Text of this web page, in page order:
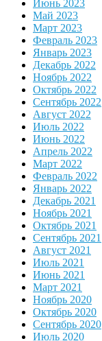
Июнь 2023
Май 2023
Март 2023
Февраль 2023
Январь 2023
Декабрь 2022
Ноябрь 2022
Октябрь 2022
Сентябрь 2022
Август 2022
Июль 2022
Июнь 2022
Апрель 2022
Март 2022
Февраль 2022
Январь 2022
Декабрь 2021
Ноябрь 2021
Октябрь 2021
Сентябрь 2021
Август 2021
Июль 2021
Июнь 2021
Март 2021
Ноябрь 2020
Октябрь 2020
Сентябрь 2020
Июль 2020